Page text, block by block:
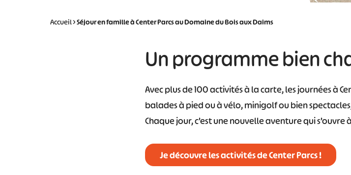
Accueil>Séjour en famille à Center Parcs au Domaine du Bois aux Daims
Un programme bien
Avec plus de 100 activités à la carte, les journées à
balades à pied ou à vélo, minigolf ou bien
Chaque jour, c’est une nouvelle aventure qui
Je découvre les activités de Center Parcs !